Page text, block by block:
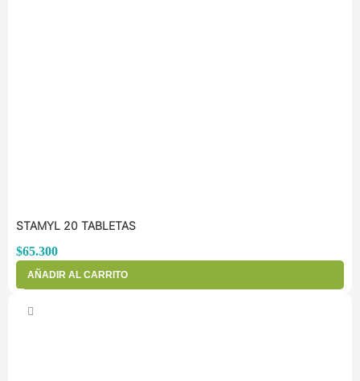
STAMYL 20 TABLETAS
$65.300
AÑADIR AL CARRITO